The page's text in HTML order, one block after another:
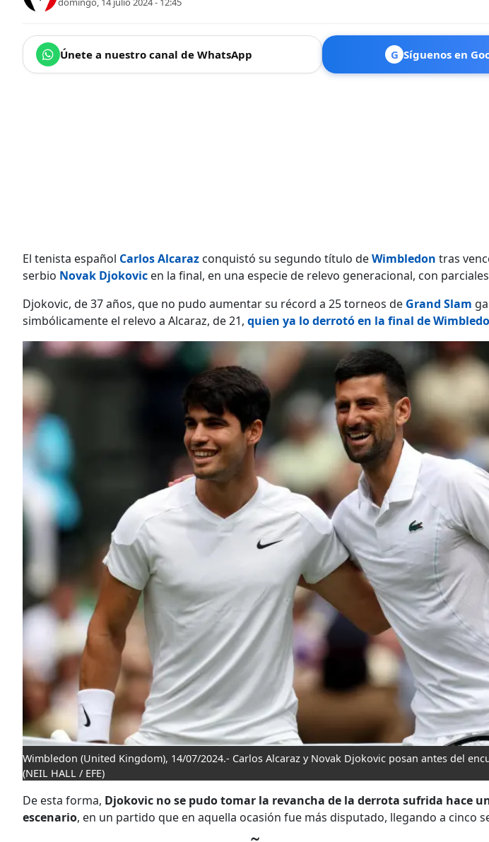
Únete a nuestro canal de WhatsApp G Síguenos en
El tenista español Carlos Alcaraz conquistó su segundo título deWimbledon tras
serbio Novak Djokovic en la final, en una especie de relevo generacional, con parciales
Djokovic, de 37 años, que no pudo aumentar su récord a 25 torneos de Grand Slam
simbólicamente el relevo a Alcaraz, de 21, quien ya lo derrotó en la final de
Wimbledon (United Kingdom), 14/07/2024.- Carlos Alcaraz y Novak Djokovic posan antes del
(NEIL HALL / EFE)
De esta forma, Djokovic no se pudo tomar la revancha de la derrota sufrida hace
escenario, en un partido que en aquella ocasión fue más disputado, llegando a cinco